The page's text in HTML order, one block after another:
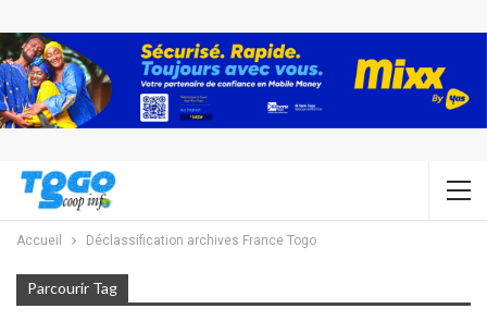
Accueil Déclassification archives France Togo
Parcourir Tag